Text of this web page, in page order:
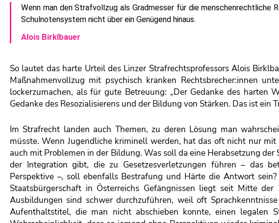
Wenn man den Strafvollzug als Gradmesser für die
Schulnotensystem nicht über ein Genügend hinaus.
Alois Birklbauer
So lautet das harte Urteil des Linzer Strafrechtsprofessors Alois
Maßnahmenvollzug mit psychisch kranken Rechtsbrecher:innen
lockerzumachen, als für gute Betreuung: „Der Gedanke des harten
Gedanke des Resozialisierens und der Bildung von Stärken. Das ist ein
Im Strafrecht landen auch Themen, zu deren Lösung man
müsste. Wenn Jugendliche kriminell werden, hat das oft nicht nur
auch mit Problemen in der Bildung. Was soll da eine Herabsetzung
der Integration gibt, die zu Gesetzesverletzungen führen – das
Perspektive –, soll ebenfalls Bestrafung und Härte die Antwort
Staatsbürgerschaft in Österreichs Gefängnissen liegt seit Mitte
Ausbildungen sind schwer durchzuführen, weil oft
Aufenthaltstitel, die man nicht abschieben konnte, einen legalen